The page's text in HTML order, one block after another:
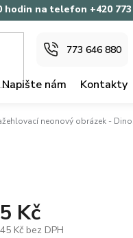
na telefon +420 773
773 646 880
Napište nám Kontakty
neonový obrázek -
Kč
Kč bez DPH